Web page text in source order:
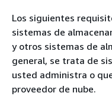
Los siguientes
sistemas de
y otros sistemas de
general, se trata de
usted administra o
proveedor de nube.